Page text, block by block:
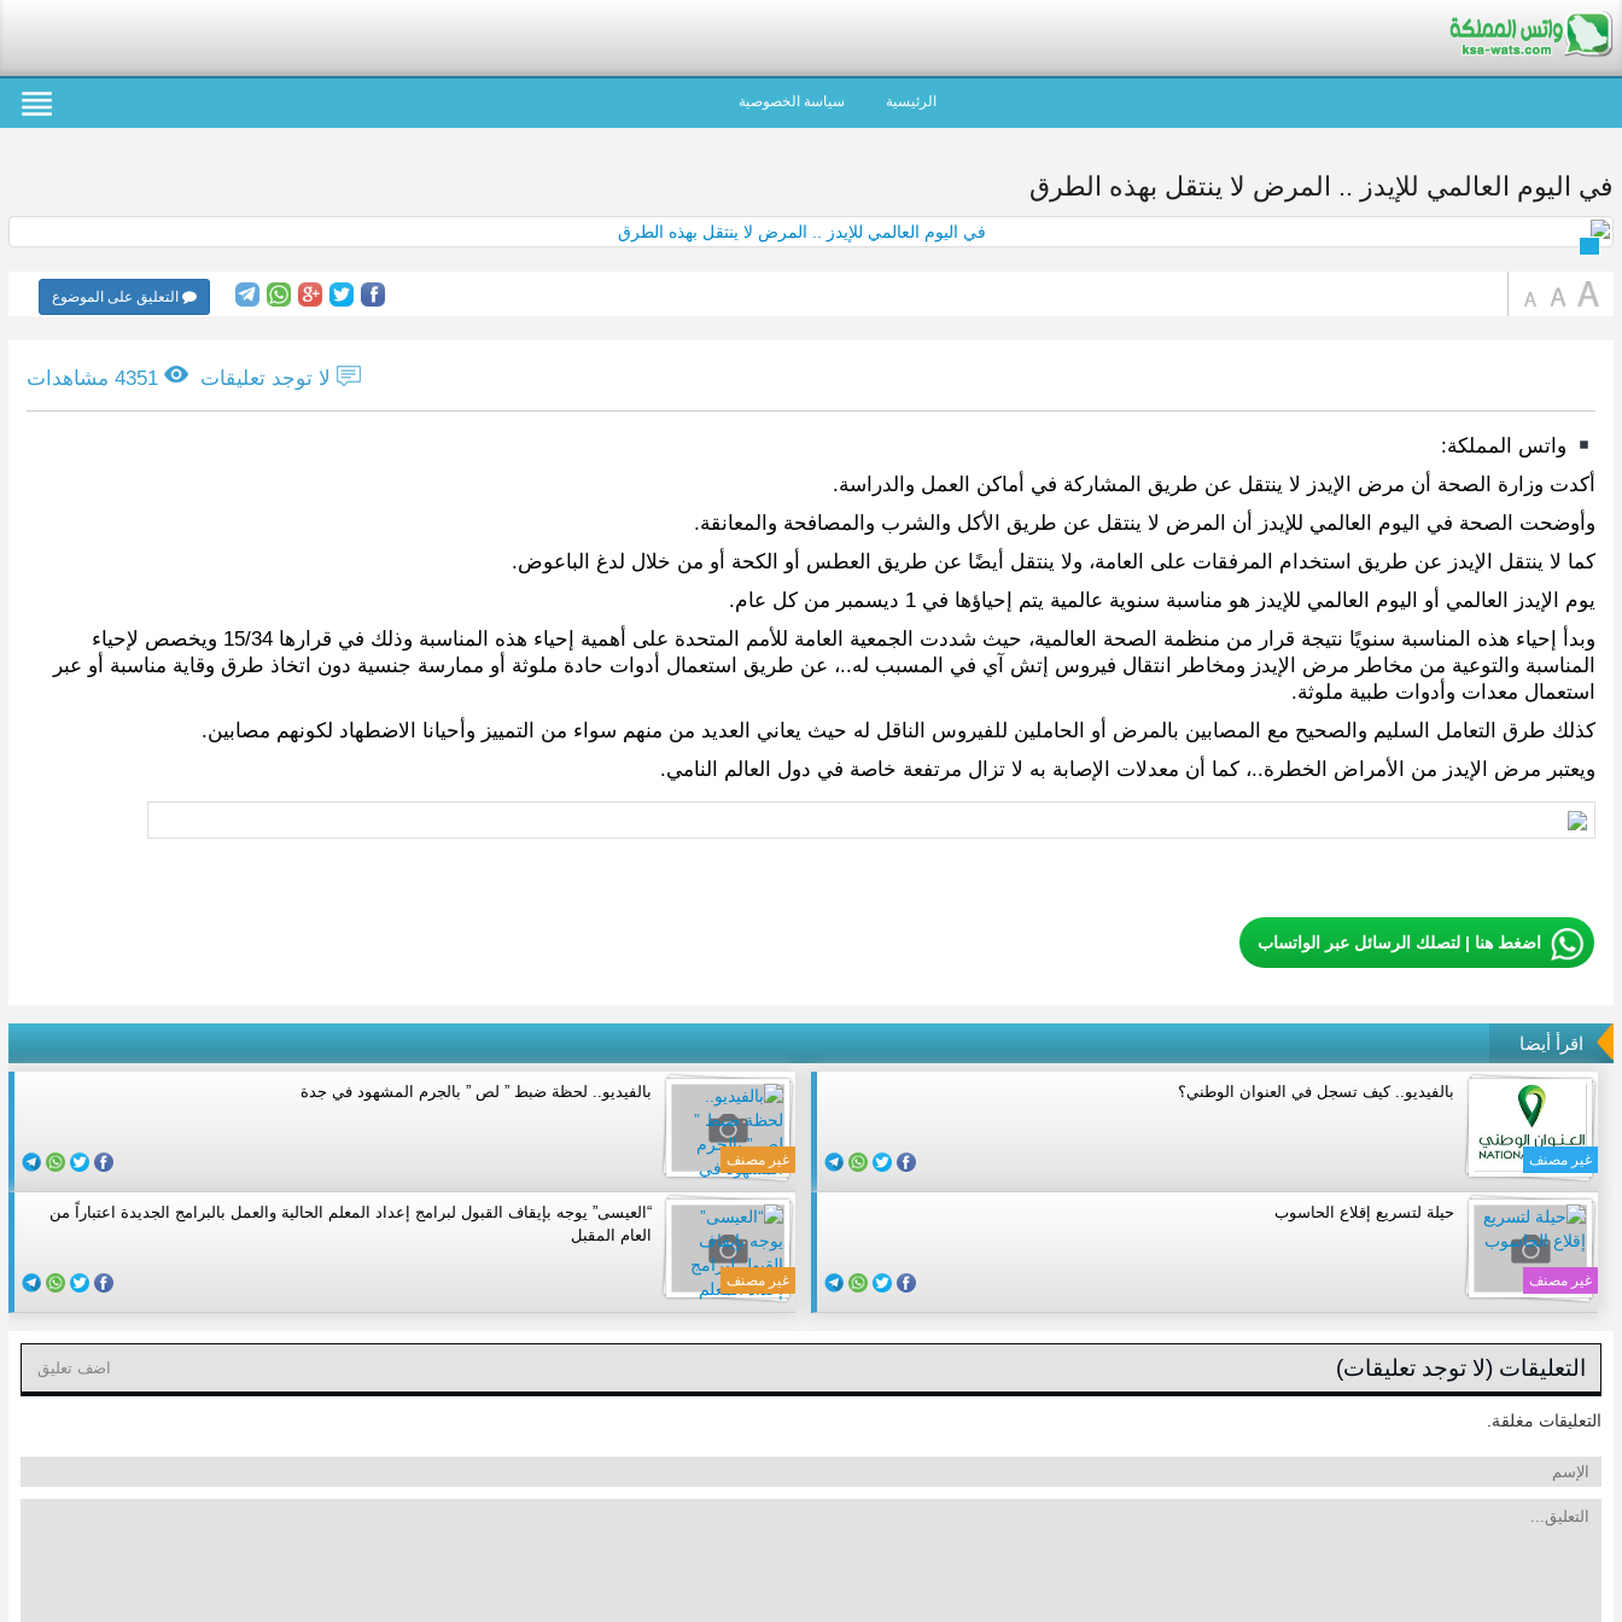
الرئيسية سياسة الخصوصية
في اليوم العالمي للإيدز .. المرض لا ينتقل بهذه الطرق
التعليق على الموضوع
لا توجد تعليقات 4351 مشاهدات
واتس المملكة:
أكدت وزارة الصحة أن مرض الإيدز لا ينتقل عن طريق المشاركة في أماكن العمل والدراسة.
وأوضحت الصحة في اليوم العالمي للإيدز أن المرض لا ينتقل عن طريق الأكل والشرب والمصافحة والمعانقة.
كما لا ينتقل الإيدز عن طريق استخدام المرفقات على العامة، ولا ينتقل أيضًا عن طريق العطس أو الكحة أو من خلال لدغ الباعوض.
يوم الإيدز العالمي أو اليوم العالمي للإيدز هو مناسبة سنوية عالمية يتم إحياؤها في 1 ديسمبر من كل عام.
وبدأ إحياء هذه المناسبة سنويًا نتيجة قرار من منظمة الصحة العالمية، حيث شددت الجمعية العامة للأمم المتحدة على أهمية إحياء هذه المناسبة وذلك في قرارها 15/34 ويخصص لإحياء
المناسبة والتوعية من مخاطر مرض الإيدز ومخاطر انتقال فيروس إتش آي في المسبب له..، عن طريق استعمال أدوات حادة ملوثة أو ممارسة جنسية دون اتخاذ طرق وقاية مناسبة أو عبر
استعمال معدات وأدوات طبية ملوثة.
كذلك طرق التعامل السليم والصحيح مع المصابين بالمرض أو الحاملين للفيروس الناقل له حيث يعاني العديد من منهم سواء من التمييز وأحيانا الاضطهاد لكونهم مصابين.
ويعتبر مرض الإيدز من الأمراض الخطرة..، كما أن معدلات الإصابة به لا تزال مرتفعة خاصة في دول العالم النامي.
اضغط هنا | لتصلك الرسائل عبر الواتساب
اقرأ أيضا
غير مصنف
بالفيديو.. كيف تسجل في العنوان الوطني؟
غير مصنف
بالفيديو.. لحظة ضبط ” لص ” بالجرم المشهود في جدة
غير مصنف
حيلة لتسريع إقلاع الحاسوب
غير مصنف
“العيسى” يوجه بإيقاف القبول لبرامج إعداد المعلم الحالية والعمل بالبرامج الجديدة اعتباراً من
العام المقبل
التعليقات (لا توجد تعليقات) اضف تعليق
التعليقات مغلقة.